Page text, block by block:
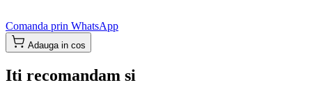
Comanda prin WhatsApp
Adauga in cos
Iti recomandam si